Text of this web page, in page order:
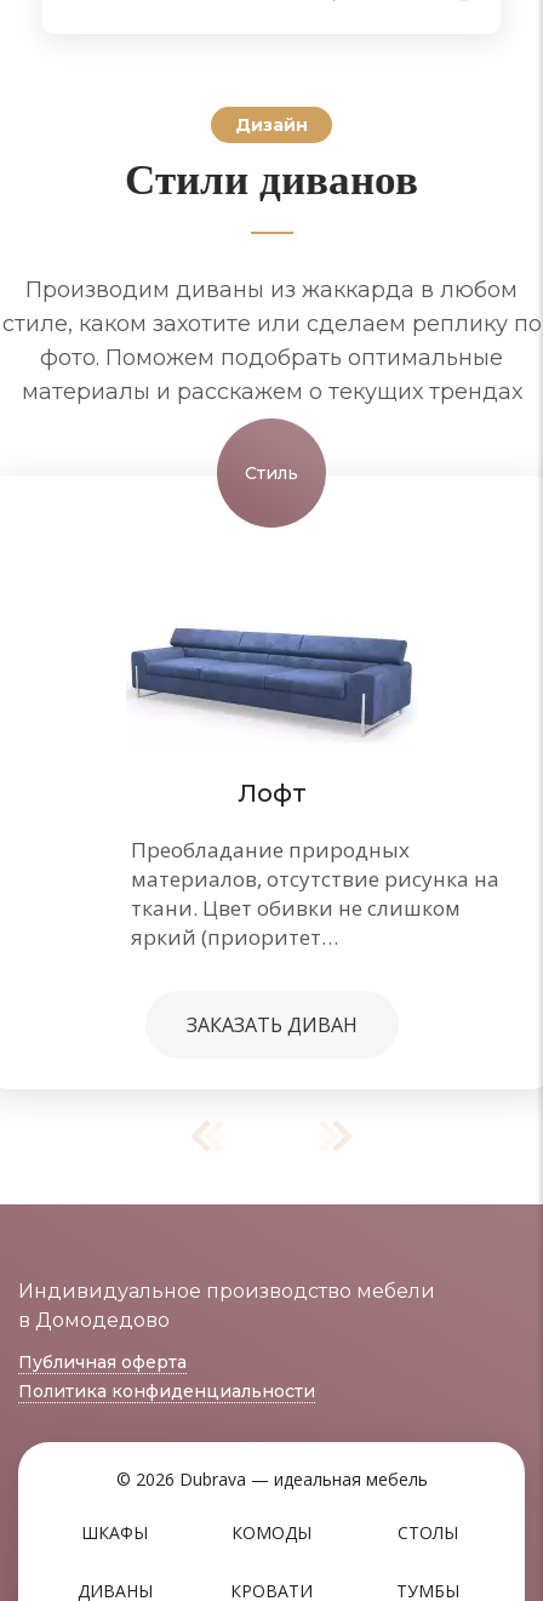
Дизайн
Стили диванов
Производим диваны из жаккарда в любом
стиле, каком захотите или сделаем реплику по
фото. Поможем подобрать оптимальные
материалы и расскажем о текущих трендах
Стиль
Лофт
Преобладание природных
материалов, отсутствие рисунка на
ткани. Цвет обивки не слишком
яркий (приоритет…
ЗАКАЗАТЬ ДИВАН
Индивидуальное производство мебели
в Домодедово
Публичная оферта
Политика конфиденциальности
© 2026 Dubrava — идеальная мебель
ШКАФЫ КОМОДЫ СТОЛЫ
ДИВАНЫ КРОВАТИ ТУМБЫ